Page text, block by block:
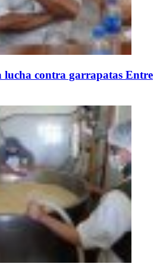
lucha contra garrapatas Entre